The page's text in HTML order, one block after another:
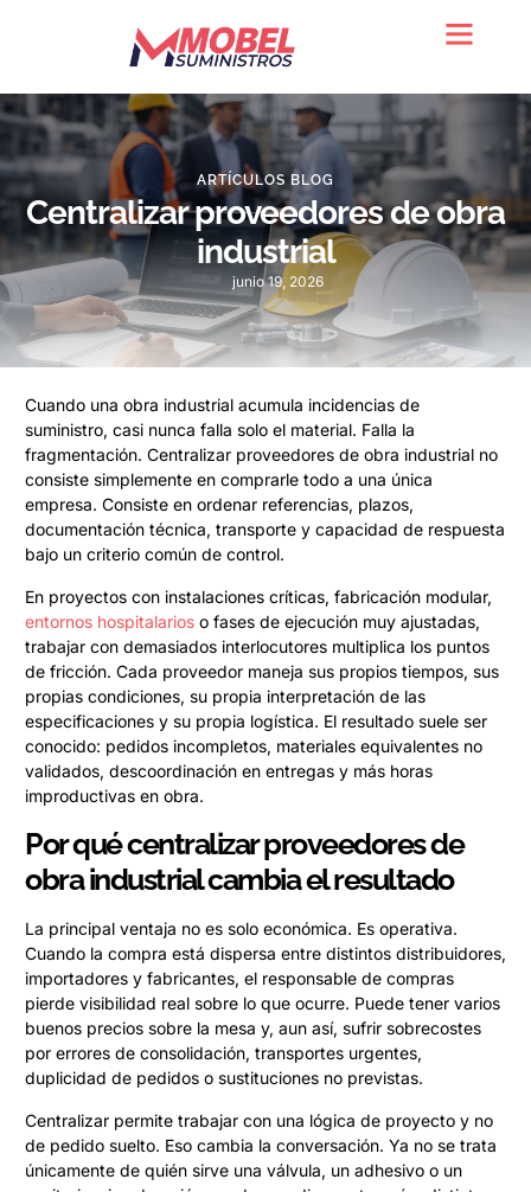
ARTÍCULOS BLOG
Centralizar proveedores de obra
industrial
junio 19, 2026
Cuando una obra industrial acumula incidencias de
suministro, casi nunca falla solo el material. Falla la
fragmentación. Centralizar proveedores de obra industrial no
consiste simplemente en comprarle todo a una única
empresa. Consiste en ordenar referencias, plazos,
documentación técnica, transporte y capacidad de respuesta
bajo un criterio común de control.
En proyectos con instalaciones críticas, fabricación modular,
entornos hospitalarios o fases de ejecución muy ajustadas,
trabajar con demasiados interlocutores multiplica los puntos
de fricción. Cada proveedor maneja sus propios tiempos, sus
propias condiciones, su propia interpretación de las
especificaciones y su propia logística. El resultado suele ser
conocido: pedidos incompletos, materiales equivalentes no
validados, descoordinación en entregas y más horas
improductivas en obra.
Por qué centralizar proveedores de
obra industrial cambia el resultado
La principal ventaja no es solo económica. Es operativa.
Cuando la compra está dispersa entre distintos distribuidores,
importadores y fabricantes, el responsable de compras
pierde visibilidad real sobre lo que ocurre. Puede tener varios
buenos precios sobre la mesa y, aun así, sufrir sobrecostes
por errores de consolidación, transportes urgentes,
duplicidad de pedidos o sustituciones no previstas.
Centralizar permite trabajar con una lógica de proyecto y no
de pedido suelto. Eso cambia la conversación. Ya no se trata
únicamente de quién sirve una válvula, un adhesivo o un